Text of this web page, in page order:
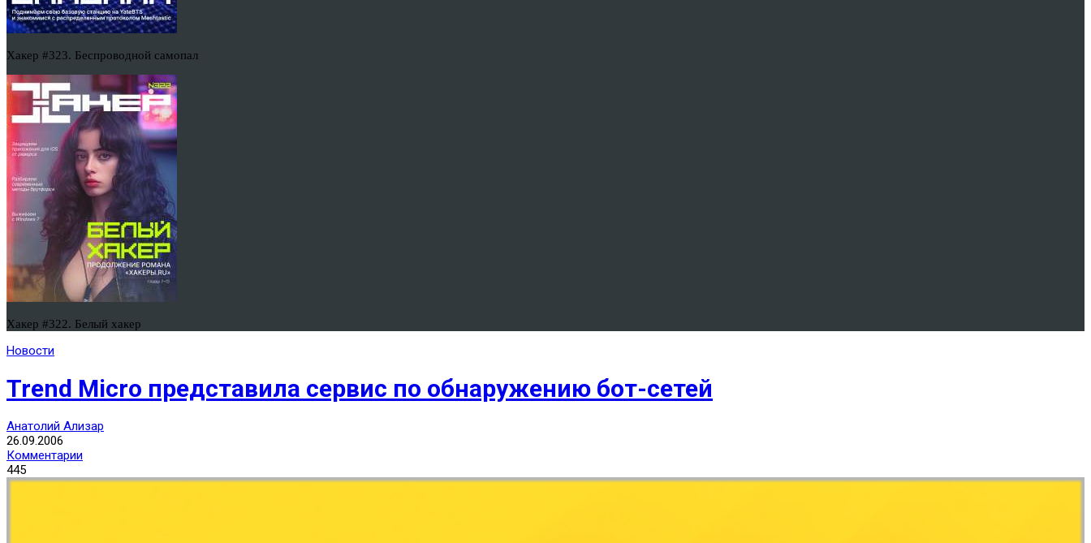
Хакер #323. Беспроводной самопал
Хакер #322. Белый хакер
Новости
Trend Micro представила сервис по обнаружению бот-сетей
Анатолий Ализар
26.09.2006
Комментарии
445